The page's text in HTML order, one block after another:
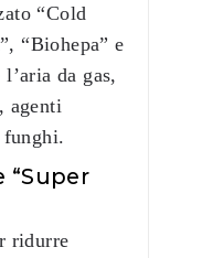
“Cold
“Biohepa” e
da gas,
agenti
“Super
ridurre